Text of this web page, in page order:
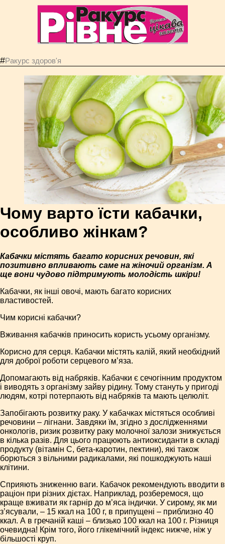
#Ракурс здоров'я
Чому варто їсти кабачки,
особливо жінкам?
Кабачки містять багато корисних речовин, які
позитивно впливають саме на жіночий організм. А
ще вони чудово підтримують молодість шкіри!
Кабачки, як інші овочі, мають багато корисних
властивостей.
Чим корисні кабачки?
Вживання кабачків приносить користь усьому організму.
Корисно для серця. Кабачки містять калій, який необхідний
для доброї роботи серцевого м’яза.
Допомагають від набряків. Кабачки є сечогінним продуктом
і виводять з організму зайву рідину. Тому стануть у пригоді
людям, котрі потерпають від набряків та мають целюліт.
Запобігають розвитку раку. У кабачках містяться особливі
речовини – лігнани. Завдяки їм, згідно з дослідженнями
онкологів, ризик розвитку раку молочної залози знижується
в кілька разів. Для цього працюють антиоксиданти в складі
продукту (вітамін С, бета-каротин, пектини), які також
борються з вільними радикалами, які пошкоджують наші
клітини.
Сприяють зниженню ваги. Кабачок рекомендують вводити в
раціон при різних дієтах. Наприклад, розберемося, що
краще вживати як гарнір до м’яса індички. У сирому, як ми
з’ясували, – 15 ккал на 100 г, в припущені – приблизно 40
ккал. А в гречаній каші – близько 100 ккал на 100 г. Різниця
очевидна! Крім того, його глікемічний індекс нижче, ніж у
більшості круп.